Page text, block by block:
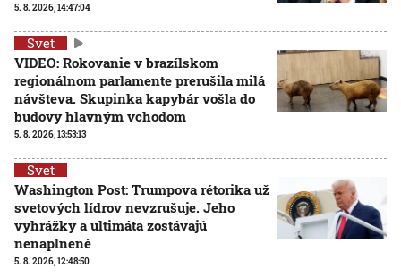
5. 8. 2026, 14:47:04
Svet
VIDEO: Rokovanie v brazílskom
regionálnom parlamente prerušila milá
návšteva. Skupinka kapybár vošla do
budovy hlavným vchodom
5. 8. 2026, 13:53:13
Svet
Washington Post: Trumpova rétorika už
svetových lídrov nevzrušuje. Jeho
vyhrážky a ultimáta zostávajú
nenaplnené
5. 8. 2026, 12:48:50